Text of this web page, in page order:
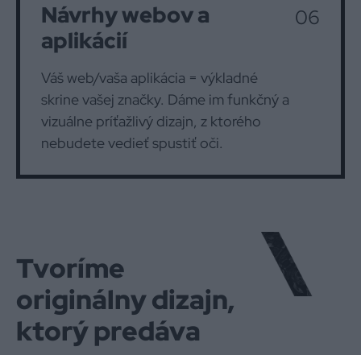
Návrhy webov a
aplikácií
Váš web/vaša aplikácia = výkladné
skrine vašej značky. Dáme im funkčný a
vizuálne príťažlivý dizajn, z ktorého
nebudete vedieť spustiť oči.
06
Tvoríme
originálny dizajn,
ktorý predáva